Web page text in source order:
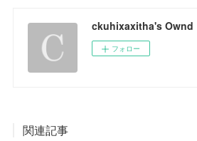
ckuhixaxitha's Ownd
フォロー
関連記事